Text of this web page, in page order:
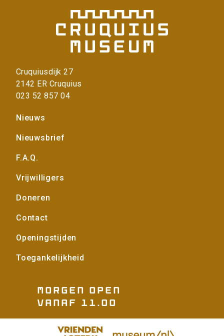
Cruquiusdijk 27
2142 ER Cruquius
023 52 857 04
Voet
Nieuws
Nieuwsbrief
F.A.Q.
Vrijwilligers
Doneren
Contact
Openingstijden
Toegankelijkheid
morgen open
vanaf 11.00